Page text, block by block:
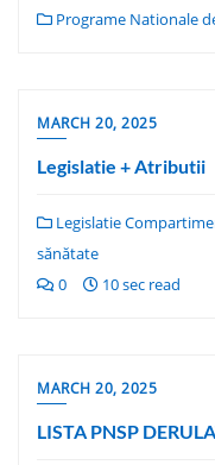
Programe Nationale
MARCH 20, 2025
Legislatie + Atributii
Legislatie
sănătate
0
10 sec read
MARCH 20, 2025
LISTA PNSP